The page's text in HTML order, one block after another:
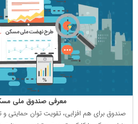
معرفی صندوق ملی
صندوق برای هم افزایی، تقویت توان حمایتی